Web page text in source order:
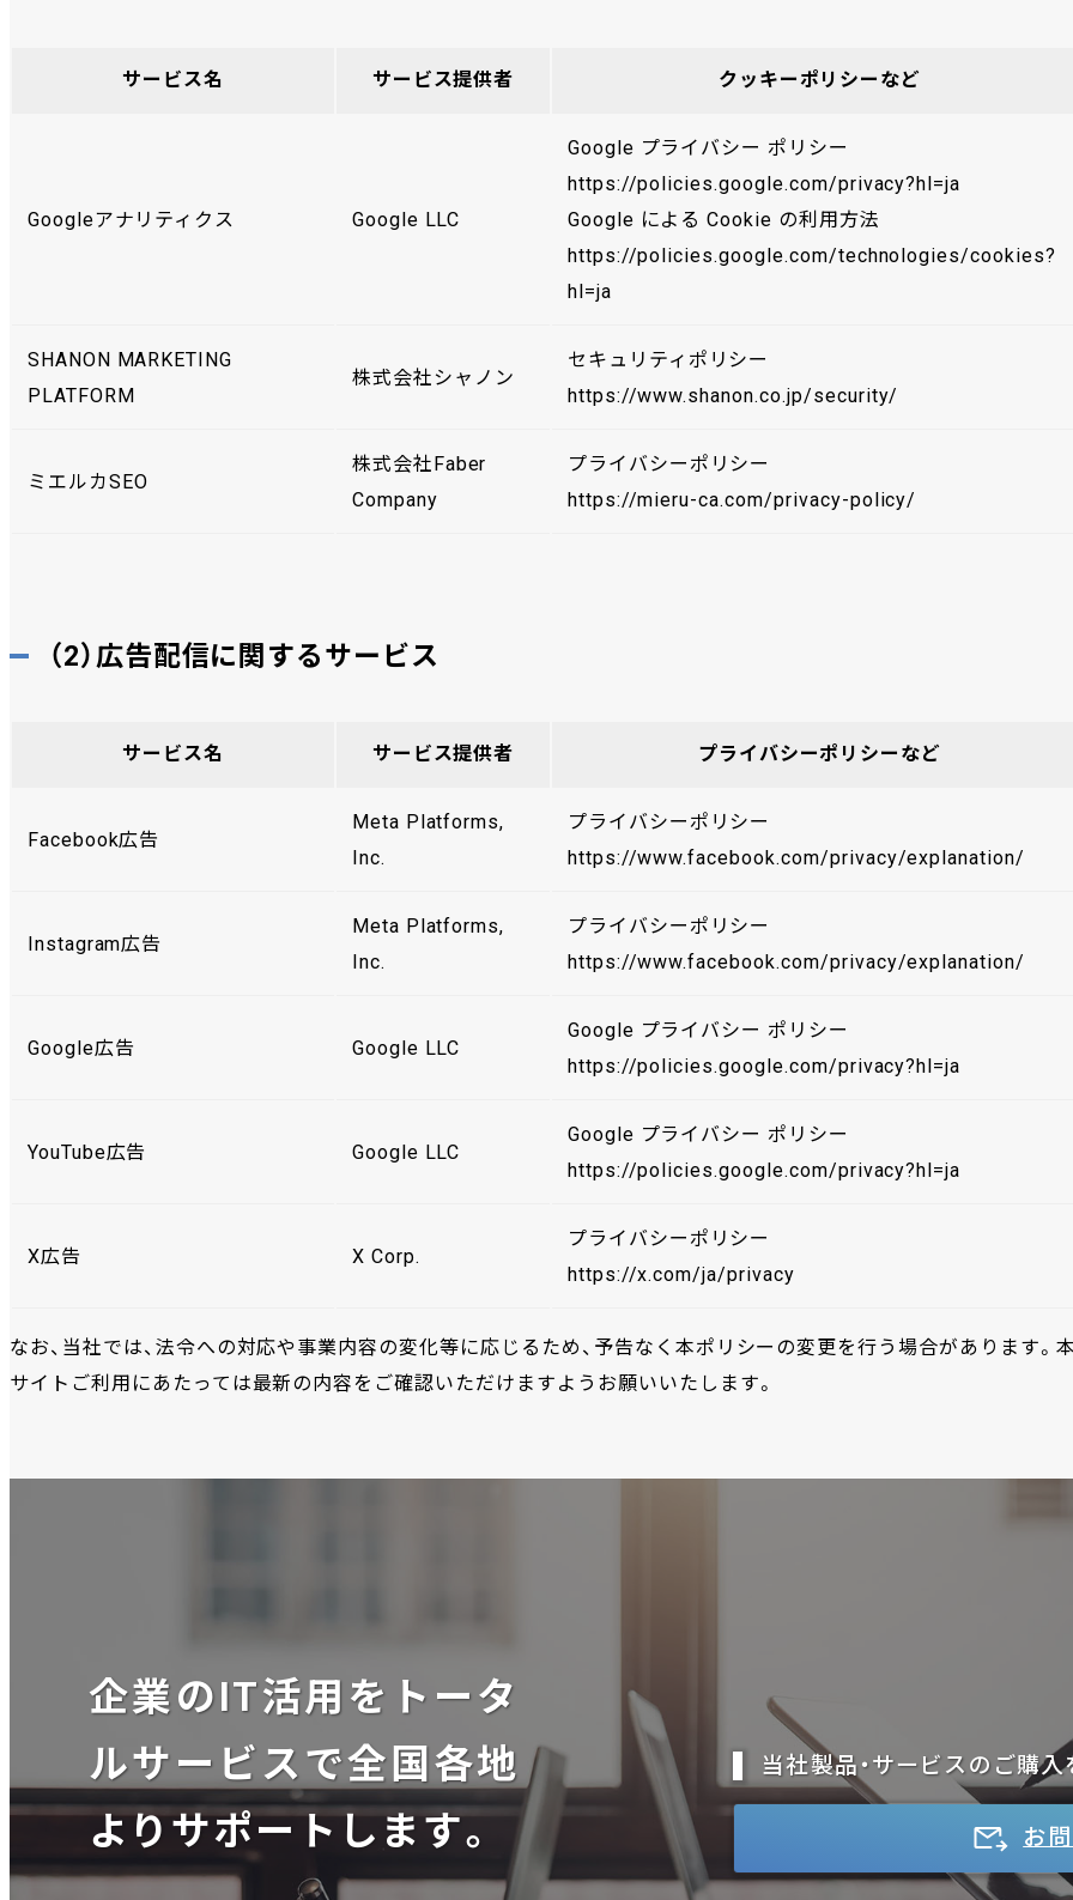
サービス名 サービス提供者 クッキーポリシーなど
Googleアナリティクス Google LLC
Google プライバシー ポリシー
https://policies.google.com/privacy?hl=ja
Google による Cookie の利用方法
https://policies.google.com/technologies/cookies?
hl=ja
SHANON MARKETING
PLATFORM
株式会社シャノン
セキュリティポリシー
https://www.shanon.co.jp/security/
ミエルカSEO
株式会社Faber
Company
プライバシーポリシー
https://mieru-ca.com/privacy-policy/
（2）広告配信に関するサービス
サービス名 サービス提供者 プライバシーポリシーなど
Facebook広告
Meta Platforms,
Inc.
プライバシーポリシー
https://www.facebook.com/privacy/explanation/
Instagram広告
Meta Platforms,
Inc.
プライバシーポリシー
https://www.facebook.com/privacy/explanation/
Google広告 Google LLC
Google プライバシー ポリシー
https://policies.google.com/privacy?hl=ja
YouTube広告 Google LLC
Google プライバシー ポリシー
https://policies.google.com/privacy?hl=ja
X広告 X Corp.
プライバシーポリシー
https://x.com/ja/privacy
なお、当社では、法令への対応や事業内容の変化等に応じるため、予告なく本ポリシーの変更を行う場合があります。
サイトご利用にあたっては最新の内容をご確認いただけますようお願いいたします。
企業のIT活用をトータ
ルサービスで全国各地
よりサポートします。
当社製品・サービスのご購
お